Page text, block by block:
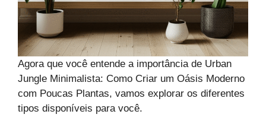
Agora que você entende a importância de Urban
Jungle Minimalista: Como Criar um Oásis Moderno
com Poucas Plantas, vamos explorar os diferentes
tipos disponíveis para você.